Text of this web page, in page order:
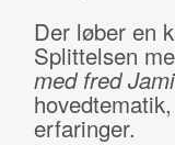
Der løber en
Splittelsen
med fred
erfaringer.